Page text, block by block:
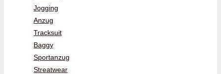
Jogging
Anzug
Tracksuit
Baggy
Sportanzug
Streatwear